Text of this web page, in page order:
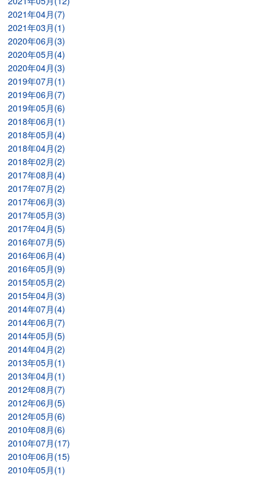
2021年04月(7)
2021年03月(1)
2020年06月(3)
2020年05月(4)
2020年04月(3)
2019年07月(1)
2019年06月(7)
2019年05月(6)
2018年06月(1)
2018年05月(4)
2018年04月(2)
2018年02月(2)
2017年08月(4)
2017年07月(2)
2017年06月(3)
2017年05月(3)
2017年04月(5)
2016年07月(5)
2016年06月(4)
2016年05月(9)
2015年05月(2)
2015年04月(3)
2014年07月(4)
2014年06月(7)
2014年05月(5)
2014年04月(2)
2013年05月(1)
2013年04月(1)
2012年08月(7)
2012年06月(5)
2012年05月(6)
2010年08月(6)
2010年07月(17)
2010年06月(15)
2010年05月(1)